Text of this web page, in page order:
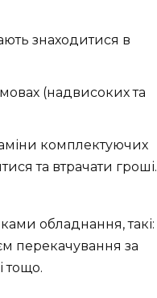
знаходитися в
(надвисоких та
комплектуючих
та втрачати гроші.
обладнання, такі:
перекачування за
тощо.